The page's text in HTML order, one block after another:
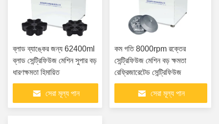
ব্লাড ব্যাঙ্কের জন্য 62400ml
ব্লাড সেন্ট্রিফিউজ মেশিন সুপার বড়
ধারণক্ষমতা হিমায়িত
সেরা মূল্য পান
কম গতি 8000rpm রক্তের
সেন্ট্রিফিউজ মেশিন বড় ক্ষমতা
রেফ্রিজারেটেড সেন্ট্রিফিউজ
সেরা মূল্য পান